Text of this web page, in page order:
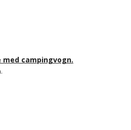
med campingvogn.